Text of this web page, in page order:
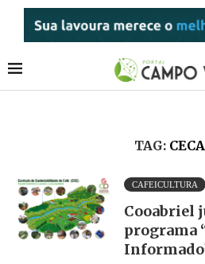
TAG:
CAFEICULTURA
Cooabriel
programa